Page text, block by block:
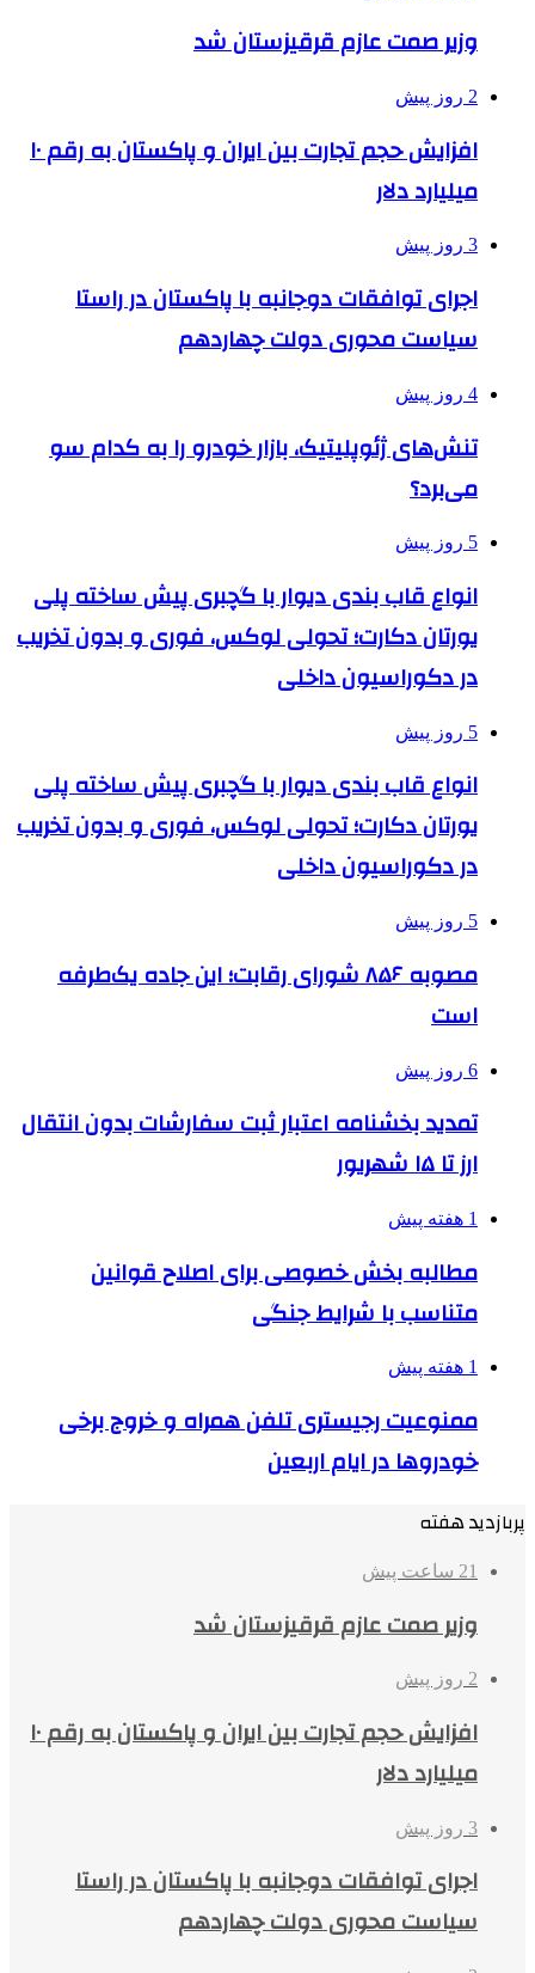
وزیر صمت عازم قرقیزستان شد
2 روز پیش
افزایش حجم تجارت بین ایران و پاکستان به رقم ۱۰
میلیارد دلار
3 روز پیش
اجرای توافقات دوجانبه با پاکستان در راستا
سیاست محوری دولت چهاردهم
4 روز پیش
تنش‌های ژئوپلیتیک، بازار خودرو را به کدام سو
می‌برد؟
5 روز پیش
انواع قاب بندی دیوار با گچبری پیش ساخته پلی
یورتان دکارت؛ تحولی لوکس، فوری و بدون تخریب
در دکوراسیون داخلی
5 روز پیش
انواع قاب بندی دیوار با گچبری پیش ساخته پلی
یورتان دکارت؛ تحولی لوکس، فوری و بدون تخریب
در دکوراسیون داخلی
5 روز پیش
مصوبه ۸۵۶ شورای رقابت؛ این جاده یک‌طرفه
است
6 روز پیش
تمدید بخشنامه اعتبار ثبت سفارشات بدون انتقال
ارز تا ۱۵ شهریور
1 هفته پیش
مطالبه بخش خصوصی برای اصلاح قوانین
متناسب با شرایط جنگی
1 هفته پیش
ممنوعیت رجیستری تلفن همراه و خروج برخی
خودروها در ایام اربعین
پربازدید هفته
21 ساعت پیش
وزیر صمت عازم قرقیزستان شد
2 روز پیش
افزایش حجم تجارت بین ایران و پاکستان به رقم ۱۰
میلیارد دلار
3 روز پیش
اجرای توافقات دوجانبه با پاکستان در راستا
سیاست محوری دولت چهاردهم